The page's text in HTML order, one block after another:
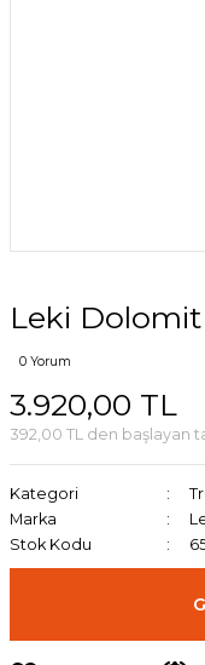
Leki
0 Yorum
3.920,00 TL
392,00 TL den başlayan
Kategori
Marka
Stok Kodu